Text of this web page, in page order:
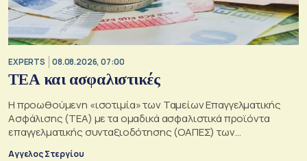
EXPERTS 08.08.2026, 07:00
ΤΕΑ και ασφαλιστικές
Η προωθούμενη «ισοτιμία» των Ταμείων Επαγγελματικής
Ασφάλισης (ΤΕΑ) με τα ομαδικά ασφαλιστικά προϊόντα
επαγγελματικής συνταξιοδότησης (ΟΑΠΕΣ) των
ασφαλιστικών επιχειρήσεων
Αγγελος Στεργίου